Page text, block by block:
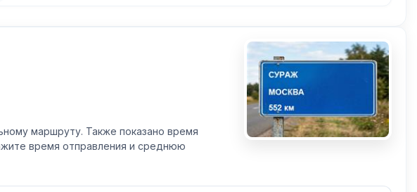
маршруту. Также показано время
время отправления и среднюю